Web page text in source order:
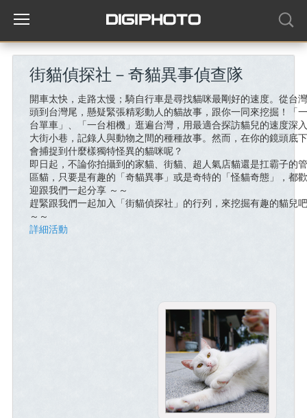
街貓偵探社－奇貓異事偵查隊
開車太快，走路太慢；騎自行車是尋找貓咪最剛好的速度。從台
頭到台灣尾，懸疑緊張精彩動人的貓故事，跟你一同來挖掘！「
台單車」、「一台相機」逛遍台灣，用最適合探訪貓兒的速度深
大街小巷，記錄人與動物之間的種種故事。然而，在你的鏡頭底
會捕捉到什麼樣獨特怪異的貓咪呢？
即日起，不論你拍攝到的家貓、街貓、超人氣店貓還是扛霸子的
區貓，只要是有趣的「奇貓異事」或是奇特的「怪貓奇態」，都
迎跟我們一起分享 ～～
趕緊跟我們一起加入「街貓偵探社」的行列，來挖掘有趣的貓兒
～～
詳細活動